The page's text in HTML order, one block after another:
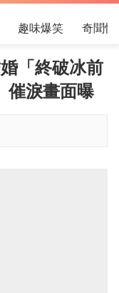
趣味爆笑 奇聞怪
「終破冰前
淚畫面曝